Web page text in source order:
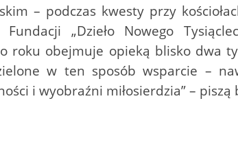
– podczas kwesty przy
„Dzieło Nowego
roku obejmuje opieką blisko dwa
w ten sposób wsparcie –
i wyobraźni miłosierdzia” – piszą